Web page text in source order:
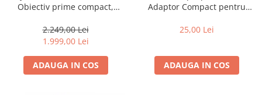
Huse protectie filtre gel
Carduri memorie, Cititoare
Carduri memorie
Cititoare carduri
Obiectiv prime compact,
intemperii pentru fotografie
de zi cu zi
2.249,00 Lei
1.999,00 Lei
ADAUGA IN COS
Adaptor Compact pentru
25,00 Lei
ADAUGA IN COS